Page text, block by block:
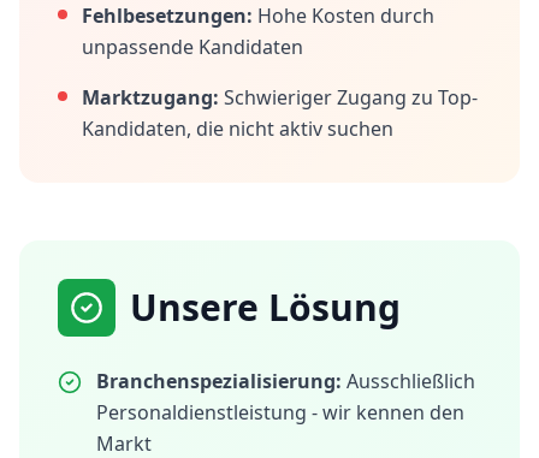
Fehlbesetzungen: Hohe Kosten durch
unpassende Kandidaten
Marktzugang: Schwieriger Zugang zu Top-
Kandidaten, die nicht aktiv suchen
Unsere Lösung
Branchenspezialisierung: Ausschließlich
Personaldienstleistung - wir kennen den
Markt